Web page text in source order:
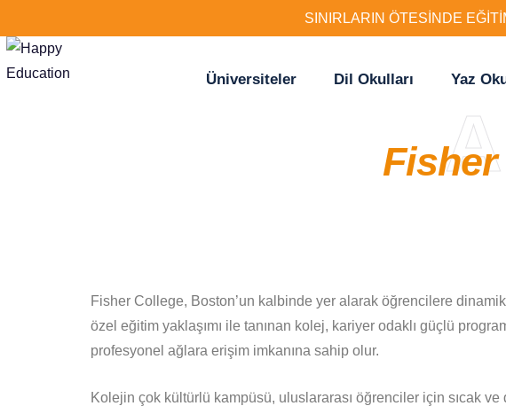
SINIRLARIN ÖTESİNDE
Üniversiteler Dil Okulları Yaz
Fisher College, Boston’un kalbinde yer alarak öğrencilere
özel eğitim yaklaşımı ile tanınan kolej, kariyer odaklı güçlü
profesyonel ağlara erişim imkanına sahip olur.
Kolejin çok kültürlü kampüsü, uluslararası öğrenciler için sıcak